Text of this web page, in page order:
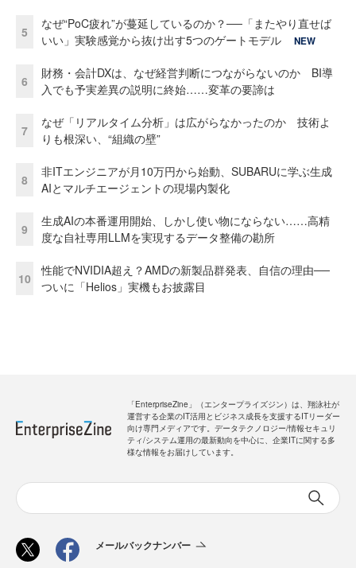
5
なぜ“PoC疲れ”が蔓延しているのか？──「またやり直せば
いい」実験感覚から抜け出す5つのゲートモデル
NEW
6
財務・会計DXは、なぜ経営判断につながらないのか BI導
入でも予実差異の説明に終始……変革の要諦は
7
なぜ「リアルタイム分析」は広がらなかったのか 技術よ
りも根深い、“組織の壁”
8
非ITエンジニアが月10万円から始動、SUBARUに学ぶ生成
AIとマルチエージェントの現場内製化
9
生成AIの本番運用開始、しかし使い物にならない……高精
度な自社専用LLMを実現するデータ整備の勘所
10
性能でNVIDIA超え？AMDの新製品群発表、自信の理由──
ついに「Helios」実機もお披露目
「EnterpriseZine」（エンタープライズジン）は、翔泳社が
運営する企業のIT活用とビジネス成長を支援するITリーダー
向け専門メディアです。データテクノロジー/情報セキュリ
ティ/システム運用の最新動向を中心に、企業ITに関する多
様な情報をお届けしています。
メールバックナンバー